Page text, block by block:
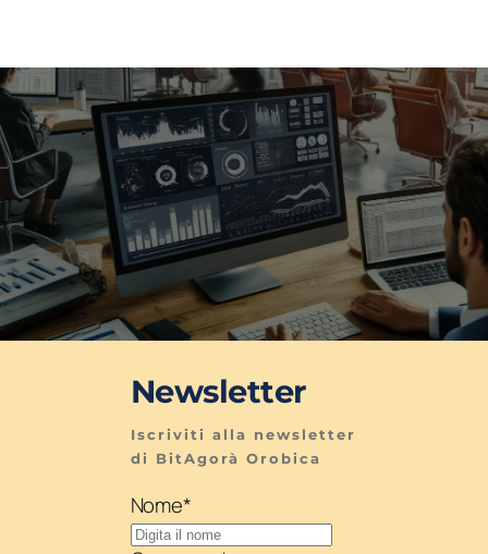
Newsletter
Iscriviti alla newsletter
di BitAgorà Orobica
Nome*